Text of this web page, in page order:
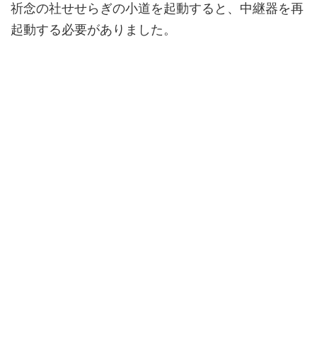
祈念の社せせらぎの小道を起動すると、中継器を再
起動する必要がありました。